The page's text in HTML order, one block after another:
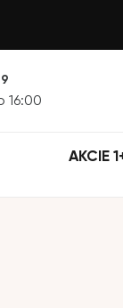
16:00
AKCIE